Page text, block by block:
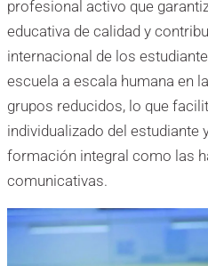
profesional activo que
educativa de calidad y
internacional de los
escuela a escala humana en
grupos reducidos, lo que
individualizado del estudiante
formación integral como las
comunicativas.